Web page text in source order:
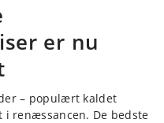
er nu
– populært kaldet
i renæssancen. De bedste